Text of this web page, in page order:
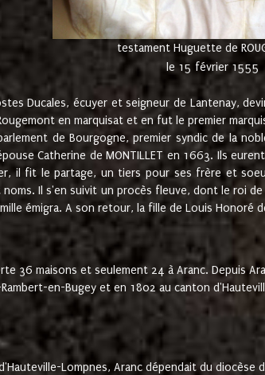
testament Huguette de
le 15 février 1555
Ducales, écuyer et seigneur de Lantenay,
en marquisat et en fut le premier
de Bourgogne, premier syndic de la
Catherine de MONTILLET en 1663. Ils
il fit le partage, un tiers pour ses frère et
Il s'en suivit un procès fleuve, dont le roi
émigra. A son retour, la fille de Louis Honoré
36 maisons et seulement 24 à Aranc. Depuis
en-Bugey et en 1802 au canton
Lompnes, Aranc dépendait du